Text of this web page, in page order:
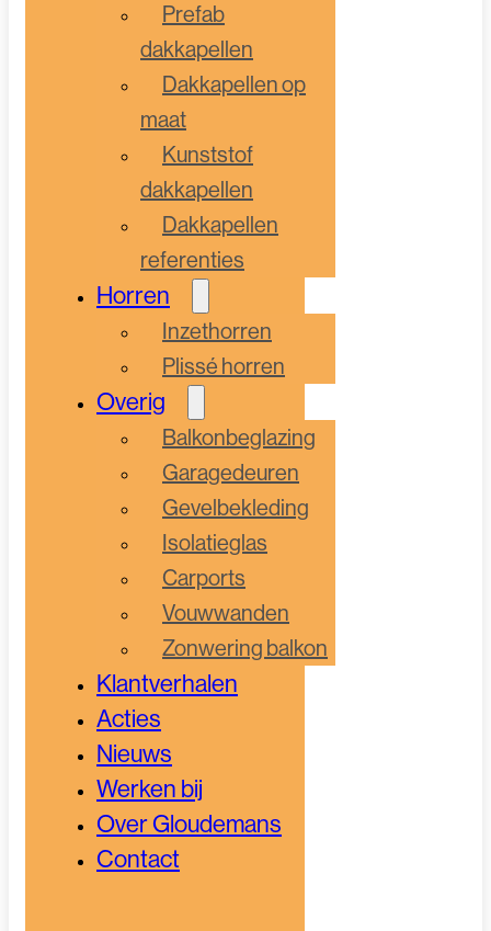
Prefab
dakkapellen
Dakkapellen op
maat
Kunststof
dakkapellen
Dakkapellen
referenties
Horren
Inzethorren
Plissé horren
Overig
Balkonbeglazing
Garagedeuren
Gevelbekleding
Isolatieglas
Carports
Vouwwanden
Zonwering balkon
Klantverhalen
Acties
Nieuws
Werken bij
Over Gloudemans
Contact